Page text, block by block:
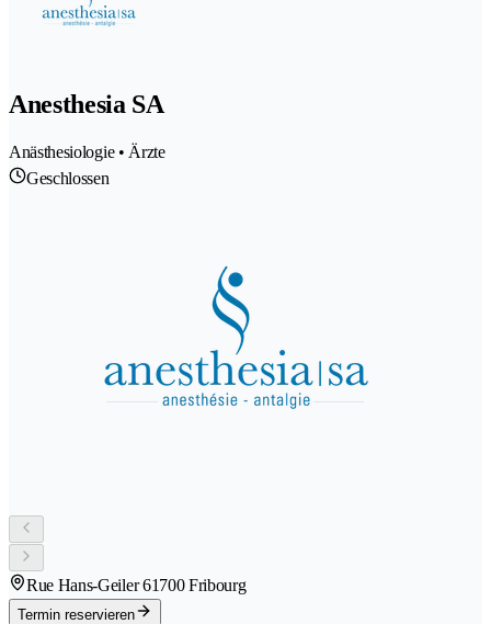
Anesthesia SA
Anästhesiologie • Ärzte
Geschlossen
Rue Hans-Geiler 61700 Fribourg
Termin reservieren